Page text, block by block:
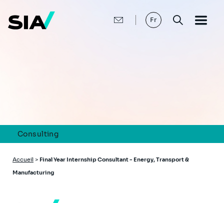
contenu
principal
Fr
Consulting
Fil
d'Ariane
Accueil > Final Year Internship Consultant - Energy, Transport &
Manufacturing